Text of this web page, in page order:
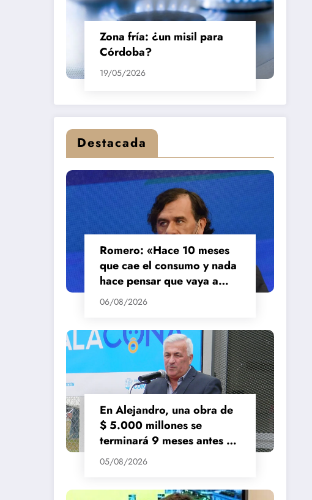
Zona fría: ¿un misil para
Córdoba?
19/05/2026
Destacada
Romero: «Hace 10 meses
que cae el consumo y nada
hace pensar que vaya a
repuntar»
06/08/2026
En Alejandro, una obra de
$ 5.000 millones se
terminará 9 meses antes de
lo previsto
05/08/2026